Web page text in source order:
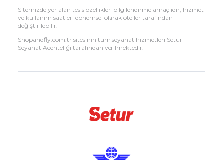
Sitemizde yer alan tesis özellikleri bilgilendirme amaçlıdır, hizmet
ve kullanım saatleri dönemsel olarak oteller tarafından
değiştirilebilir.
Shopandfly.com.tr sitesinin tüm seyahat hizmetleri Setur
Seyahat Acenteliği tarafından verilmektedir.